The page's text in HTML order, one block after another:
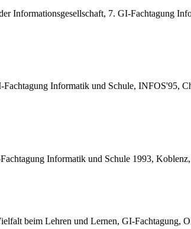
Informationsgesellschaft, 7. GI-Fachtagung
Informatik und Schule, INFOS'95,
Informatik und Schule 1993,
beim Lehren und Lernen, GI-Fachtagung,